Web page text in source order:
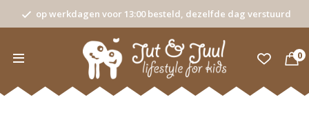
op werkdagen voor 13:00 besteld, dezelfde dag verstuurd
0